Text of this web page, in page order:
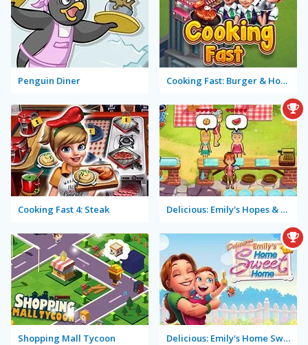
Penguin Diner Cooking Fast: Burger & Hotdog
Cooking Fast 4: Steak Delicious: Emily's Hopes & Fears
Shopping Mall Tycoon Delicious: Emily's Home Sweet Home